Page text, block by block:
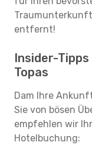
entfernt!
Insider-
Topas
Dam Ihre
Sie von bösen
empfehlen wir
Hotelbuchung: